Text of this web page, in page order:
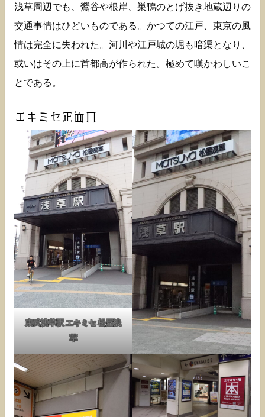
浅草周辺でも、鶯谷や根岸、巣鴨のとげ抜き地蔵辺りの
交通事情はひどいものである。かつての江戸、東京の風
情は完全に失われた。河川や江戸城の堀も暗渠となり、
或いはその上に首都高が作られた。極めて嘆かわしいこ
とである。
エキミセ正面口
東武浅草駅 エキミセ 松屋浅
草